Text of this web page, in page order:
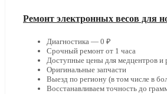
Ремонт электронных весов для
Диагностика — 0 ₽
Срочный ремонт от 1 часа
Доступные цены для медцентров и
Оригинальные запчасти
Выезд по региону (в том числе в
Восстанавливаем точность до